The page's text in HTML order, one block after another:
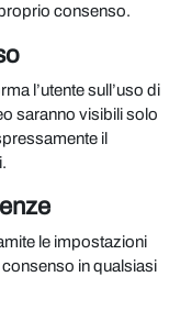
consenso.
l’utente sull’uso di
saranno visibili solo
il
le impostazioni
in qualsiasi